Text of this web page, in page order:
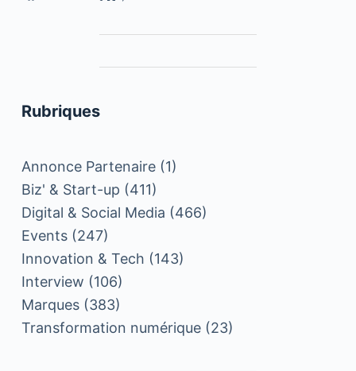
Rubriques
Annonce Partenaire(1)
Biz' & Start-up (411)
Digital & Social Media (466)
Events(247)
Innovation & Tech (143)
Interview (106)
Marques(383)
Transformation numérique(23)